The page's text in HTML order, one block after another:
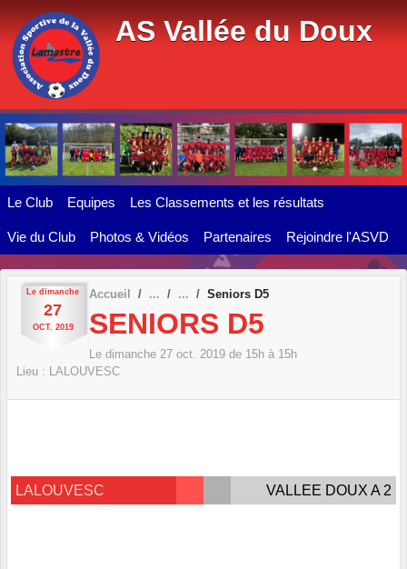
AS Vallée du Doux
Le Club Equipes Les Classements et les résultats
Vie du Club Photos & Vidéos Partenaires Rejoindre l'ASVD
Le dimanche
27
OCT. 2019
Accueil Seniors D5
SENIORS D5
Le dimanche 27 oct. 2019 de 15h à 15h
Lieu : LALOUVESC
LALOUVESC VALLEE DOUX A 2
Panneau de gestion des cookies